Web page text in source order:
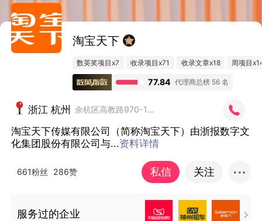
淘宝天下
数英奖项目x7 收录项目x71 收录文章x18 周项目
77.84 代理商总榜 56 名
浙江 杭州 余杭区高教路970-1号E商村7号楼8F
淘宝天下传媒有限公司（简称淘宝天下）由浙报数字文
化集团股份有限公司与...资料详情
661粉丝 286赞 私信 关注
服务过的企业 